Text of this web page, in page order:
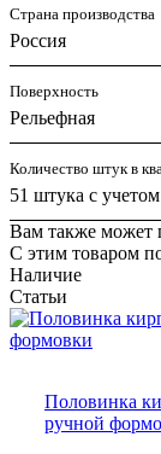
Страна производства
Россия
Поверхность
Рельефная
Количество штук в
51 штука с
Вам также может
С этим товаром
Наличие
Статьи
Половинка
ручной